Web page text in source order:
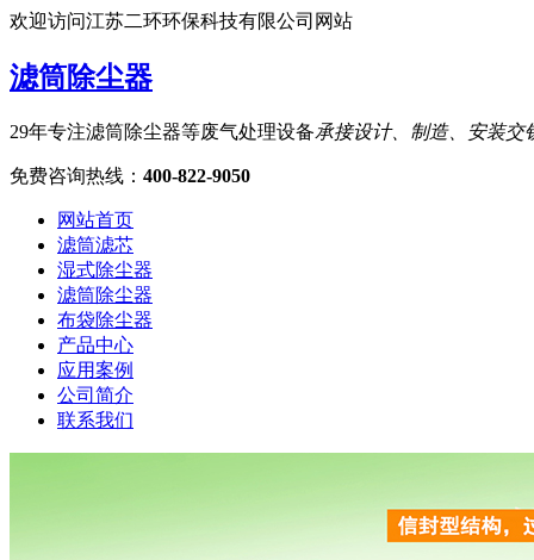
欢迎访问江苏二环环保科技有限公司网站
滤筒除尘器
29年专注滤筒除尘器等废气处理设备承接设计、制造、安装交
免费咨询热线 ： 400-822-9050
网站首页
滤筒滤芯
湿式除尘器
滤筒除尘器
布袋除尘器
产品中心
应用案例
公司简介
联系我们